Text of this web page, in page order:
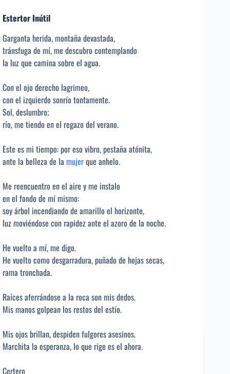
Estertor Inútil
Garganta herida, montaña devastada,
tránsfuga de mí, me descubro contemplando
la luz que camina sobre el agua.
Con el ojo derecho lagrimeo,
con el izquierdo sonrío tontamente.
Sol, deslumbro;
río, me tiendo en el regazo del verano.
Este es mi tiempo: por eso vibro, pestaña atónita,
ante la belleza de la mujerque anhelo.
Me reencuentro en el aire y me instalo
en el fondo de mí mismo:
soy árbol incendiando de amarillo el horizonte,
luz moviéndose con rapidez ante el azoro de la noche.
He vuelto a mí, me digo.
He vuelto como desgarradura, puñado de hojas secas,
rama tronchada.
Raíces aferrándose a la roca son mis dedos.
Mis manos golpean los restos del estío.
Mis ojos brillan, despiden fulgores asesinos.
Marchita la esperanza, lo que rige es el ahora.
Certero